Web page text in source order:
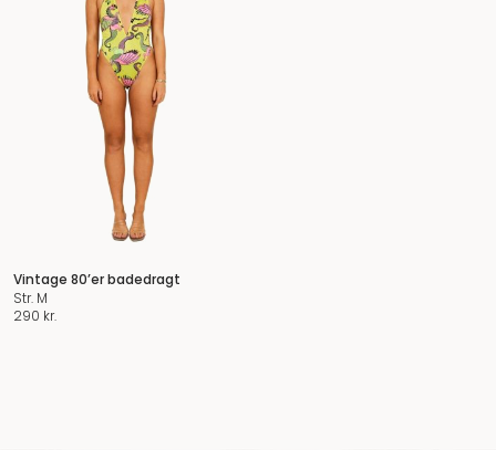
Vintage 80’er badedragt
Str. M
290 kr.